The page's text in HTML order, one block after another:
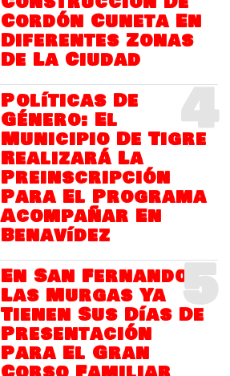
Cordón Cuneta En
Diferentes Zonas
De La Ciudad
4
Políticas De
Género: El
Municipio De Tigre
Realizará La
Preinscripción
Para El Programa
Acompañar En
Benavídez
5
En San Fernando
Las Murgas Ya
Tienen Sus Días De
Presentación
Para El Gran